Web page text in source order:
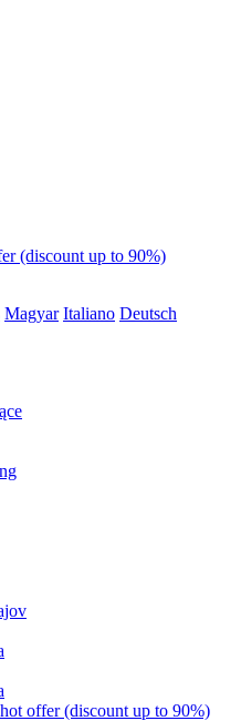
(discount up to 90%)
Magyar Italiano Deutsch
offer (discount up to 90%)